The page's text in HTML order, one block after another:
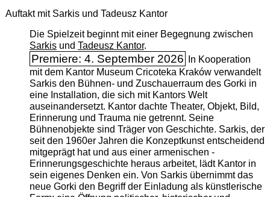
Auftakt mit Sarkis und Tadeusz Kantor
Die Spielzeit beginnt mit einer Begegnung zwischen
Sarkisund Tadeusz Kantor.
Premiere: 4. September 2026
In Kooperation
mit dem Kantor Museum Cricoteka Kraków verwandelt
Sarkis den Bühnen- und Zuschauerraum des Gorki in
eine Installation, die sich mit Kantors Welt
auseinandersetzt. Kantor dachte Theater, Objekt, Bild,
Erinnerung und Trauma nie getrennt. Seine
Bühnenobjekte sind Träger von Geschichte. Sarkis, der
seit den 1960er Jahren die Konzeptkunst entscheidend
mitgeprägt hat und aus einer armenischen ­
Erinnerungsgeschichte heraus arbeitet, lädt Kantor in
sein eigenes Denken ein. Von Sarkis übernimmt das
neue Gorki den Begriff der Einladung als künstlerische